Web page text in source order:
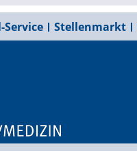
Service Stellenmarkt